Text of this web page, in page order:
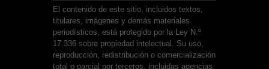
El contenido de este sitio, incluidos textos,
titulares, imágenes y demás materiales
periodísticos, está protegido por la Ley N.º
17.336 sobre propiedad intelectual. Su uso,
reproducción, redistribución o comercialización
total o parcial por terceros, incluidas agencias